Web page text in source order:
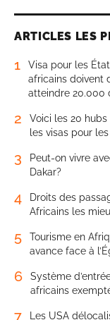
ARTICLES LES
1
Visa pour les
africains doivent
atteindre 20.000
2
Voici les 20
les visas pour
3
Peut-on vivre
Dakar?
4
Droits des
Africains les
5
Tourisme en
avance face à
6
Système
africains
7
Les USA